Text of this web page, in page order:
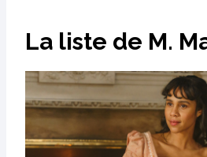
La liste de M.